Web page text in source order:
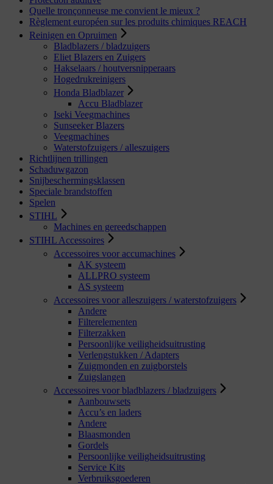
Quelle tronçonneuse me convient le mieux ?
Règlement européen sur les produits chimiques REACH
Reinigen en Opruimen
Bladblazers / bladzuigers
Eliet Blazers en Zuigers
Hakselaars / houtversnipperaars
Hogedrukreinigers
Honda Bladblazer
Accu Bladblazer
Iseki Veegmachines
Sunseeker Blazers
Veegmachines
Waterstofzuigers / alleszuigers
Richtlijnen trillingen
Schaduwgazon
Snijbeschermingsklassen
Speciale brandstoffen
Spelen
STIHL
Machines en gereedschappen
STIHL Accessoires
Accessoires voor accumachines
AK systeem
ALLPRO systeem
AS systeem
Accessoires voor alleszuigers / waterstofzuigers
Andere
Filterelementen
Filterzakken
Persoonlijke veiligheidsuitrusting
Verlengstukken / Adapters
Zuigmonden en zuigborstels
Zuigslangen
Accessoires voor bladblazers / bladzuigers
Aanbouwsets
Accu’s en laders
Andere
Blaasmonden
Gordels
Persoonlijke veiligheidsuitrusting
Service Kits
Verbruiksgoederen